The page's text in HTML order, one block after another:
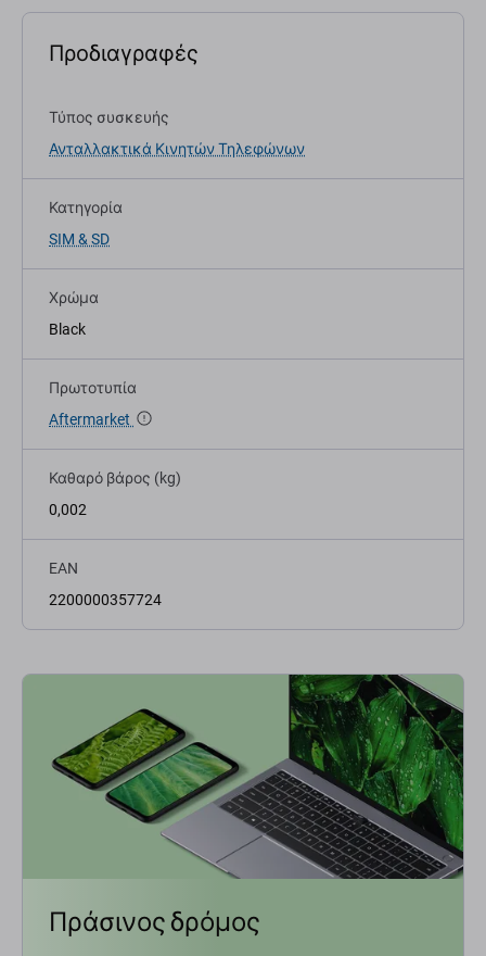
Προδιαγραφές
Τύπος συσκευής
Ανταλλακτικά Κινητών Τηλεφώνων
Κατηγορία
SIM & SD
Χρώμα
Black
Πρωτοτυπία
Aftermarket
Καθαρό βάρος (kg)
0,002
EAN
2200000357724
Πράσινος δρόμος